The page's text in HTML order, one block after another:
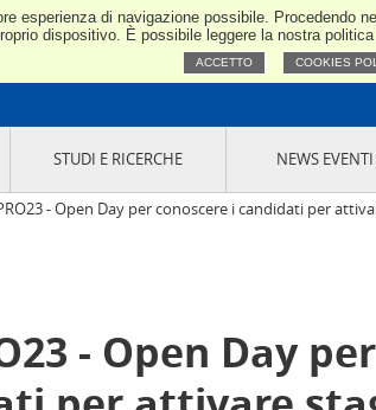
esperienza di navigazione possibile. Procedendo
dispositivo. È possibile leggere la nostra
ACCETTO COOKIES
Confindustria
DESIGNAZIONE
ORGANI DI CONTROLLO
COMITATO PICCOLA
LA NOSTRA
GRUPPI DI
RISERVATI AI SOCI ONLINE
STUDI E RICERCHE NEWS
NEWS EVENTI
- Open Day per conoscere i candidati per
- Open Day per